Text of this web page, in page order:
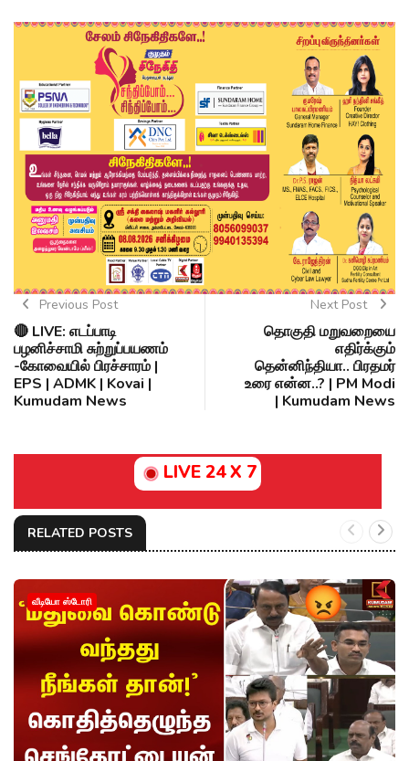
Previous Post
🔴 LIVE: எடப்பாடி
பழனிச்சாமி சுற்றுப்பயணம்
-கோவையில் பிரச்சாரம் |
EPS | ADMK | Kovai |
Kumudam News
Next Post
தொகுதி மறுவறையை
எதிர்க்கும்
தென்னிந்தியா.. பிரதமர்
உரை என்ன..? | PM Modi
| Kumudam News
LIVE 24 X 7
RELATED POSTS
வீடியோ ஸ்டோரி